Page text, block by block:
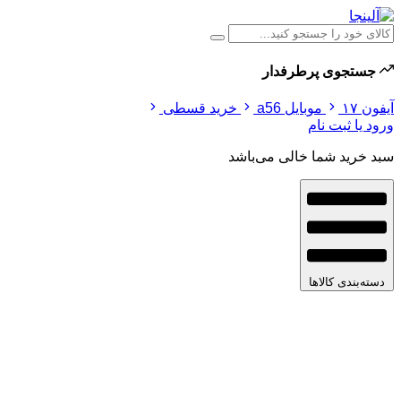
جستجوی پرطرفدار
آیفون ۱۷ موبایل a56
خرید قسطی
ورود یا ثبت نام
سبد خرید شما خالی می‌باشد
دسته‌بندی کالاها